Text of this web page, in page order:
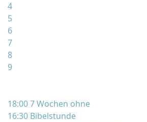
4
5
6
7
8
9
18:00 7 Wochen ohne
16:30 Bibelstunde